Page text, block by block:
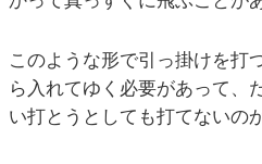
このような形で引っ掛けを打
ら入れてゆく必要があって、
い打とうとしても打てないの